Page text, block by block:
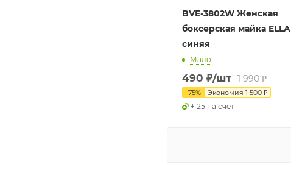
BVE-3802W Женская
боксерская майка ELLA
синяя
Мало
490 ₽/шт 1 990₽
-75% Экономия 1 500 ₽
+ 25 на счет